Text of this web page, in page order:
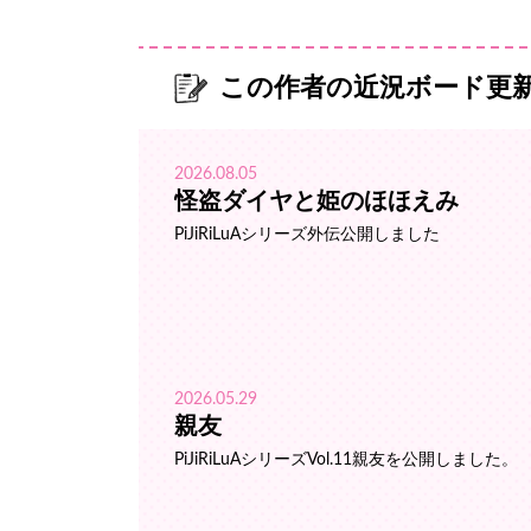
この作者の近況ボード更
2026.08.05
怪盗ダイヤと姫のほほえみ
PiJiRiLuAシリーズ外伝公開しました
2026.05.29
親友
PiJiRiLuAシリーズVol.11親友を公開しました。